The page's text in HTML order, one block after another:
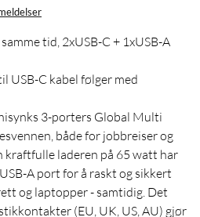
tid, 2xUSB-C + 1xUSB-A
USB-C kabel følger med
3-porters Global Multi
både for jobbreiser og
kraftfulle laderen på 65 watt har
A port for å raskt og sikkert
og laptopper - samtidig. Det
(EU, UK, US, AU) gjør